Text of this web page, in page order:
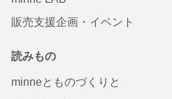
販売支援企画・イベント
読みもの
minneとものづくりと